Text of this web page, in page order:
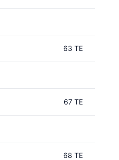
63 TE
67 TE
68 TE